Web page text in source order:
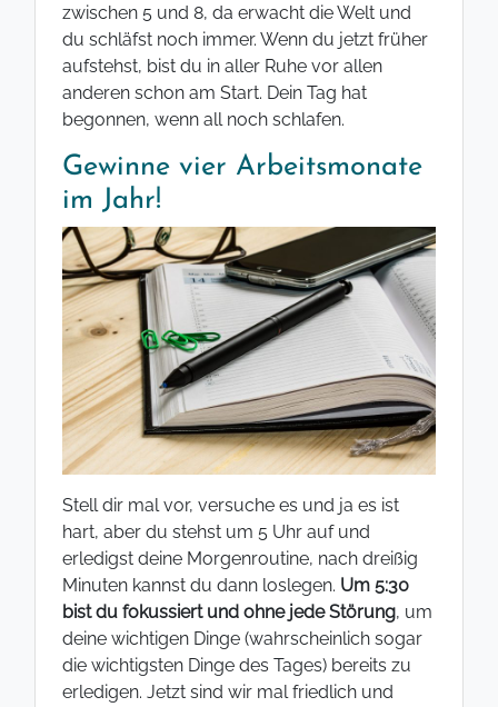
zwischen 5 und 8, da erwacht die Welt und
du schläfst noch immer. Wenn du jetzt früher
aufstehst, bist du in aller Ruhe vor allen
anderen schon am Start. Dein Tag hat
begonnen, wenn all noch schlafen.
Gewinne vier Arbeitsmonate
im Jahr!
Stell dir mal vor, versuche es und ja es ist
hart, aber du stehst um 5 Uhr auf und
erledigst deine Morgenroutine, nach dreißig
Minuten kannst du dann loslegen. Um 5:30
bist du fokussiert und ohne jede Störung, um
deine wichtigen Dinge (wahrscheinlich sogar
die wichtigsten Dinge des Tages) bereits zu
erledigen. Jetzt sind wir mal friedlich und